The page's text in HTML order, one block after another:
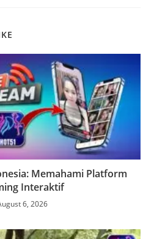
Memahami Platform
Interaktif
6, 2026